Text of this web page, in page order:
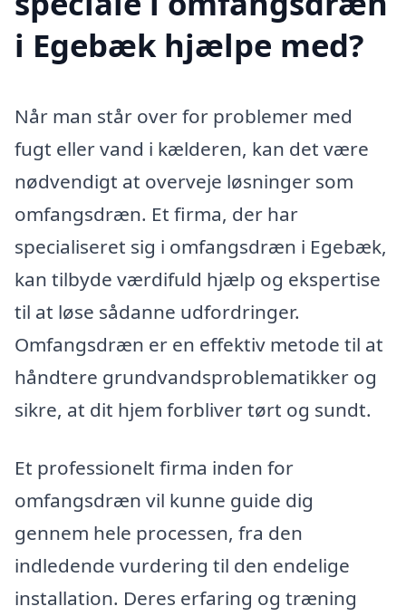
i Egebæk hjælpe med?
Når man står over for problemer med
fugt eller vand i kælderen, kan det være
nødvendigt at overveje løsninger som
omfangsdræn. Et firma, der har
specialiseret sig i omfangsdræn i Egebæk,
kan tilbyde værdifuld hjælp og ekspertise
til at løse sådanne udfordringer.
Omfangsdræn er en effektiv metode til at
håndtere grundvandsproblematikker og
sikre, at dit hjem forbliver tørt og sundt.
Et professionelt firma inden for
omfangsdræn vil kunne guide dig
gennem hele processen, fra den
indledende vurdering til den endelige
installation. Deres erfaring og træning